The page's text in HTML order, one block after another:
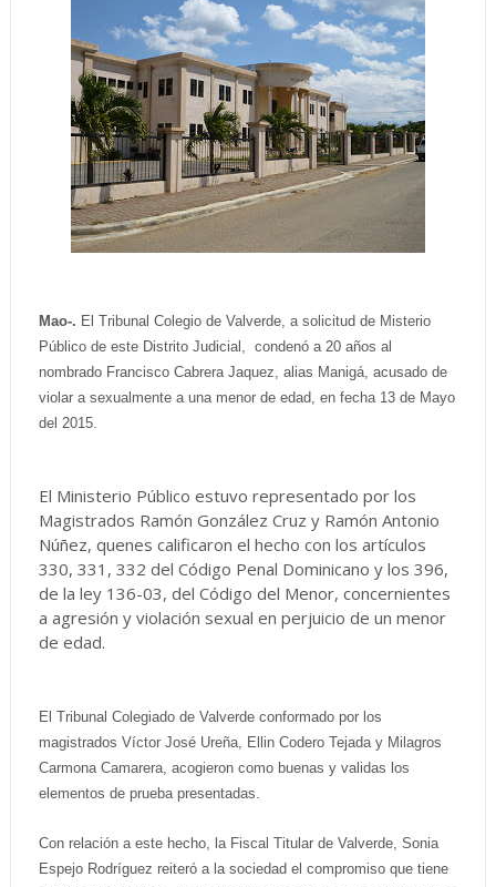
Mao-. El Tribunal Colegio de Valverde, a solicitud de Misterio
Público de este Distrito Judicial, condenó a 20 años al
nombrado Francisco Cabrera Jaquez, alias Manigá, acusado de
violar a sexualmente a una menor de edad, en fecha 13 de Mayo
del 2015.
El Ministerio Público estuvo representado por los
Magistrados Ramón González Cruz y Ramón Antonio
Núñez, quenes calificaron el hecho con los artículos
330, 331, 332 del Código Penal Dominicano y los 396,
de la ley 136-03, del Código del Menor, concernientes
a agresión y violación sexual en perjuicio de un menor
de edad.
El Tribunal Colegiado de Valverde conformado por los
magistrados Víctor José Ureña, Ellin Codero Tejada y Milagros
Carmona Camarera, acogieron como buenas y validas los
elementos de prueba presentadas.
Con relación a este hecho, la Fiscal Titular de Valverde, Sonia
Espejo Rodríguez reiteró a la sociedad el compromiso que tiene